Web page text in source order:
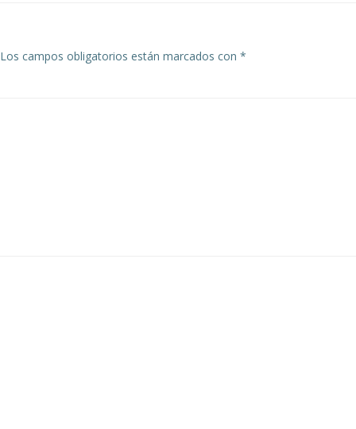
entradas
Los campos obligatorios están marcados con *